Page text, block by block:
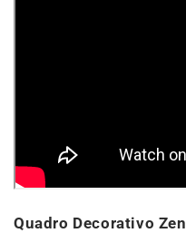
Quadro Decorativo Zen